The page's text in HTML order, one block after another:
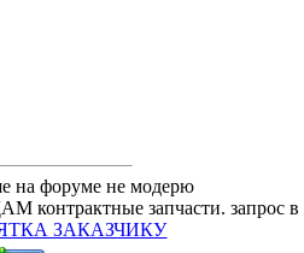
на форуме не модерю
контрактные запчасти. запрос в
ЗАКАЗЧИКУ